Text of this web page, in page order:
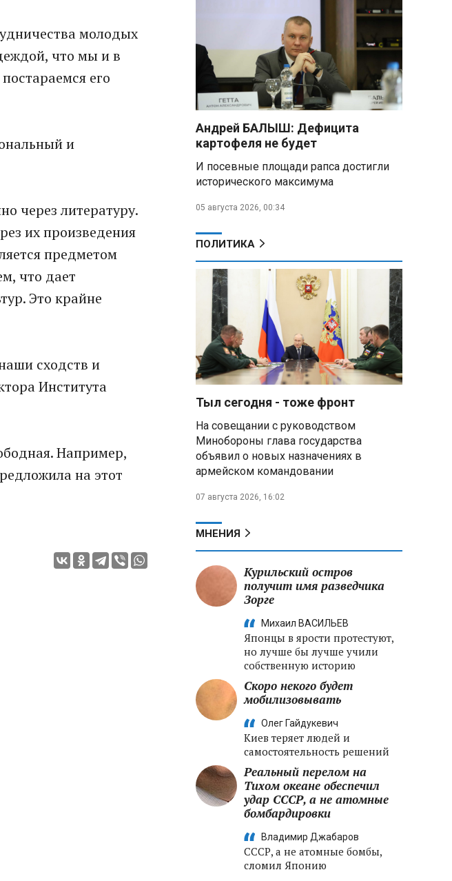
молодых
что мы и в
его
и
через литературу.
их произведения
предметом
что дает
Это крайне
сходств и
Института
Например,
на этот
новых атаках ВСУ пострадали
еще четыре человека
Александр Лукашенко о
работе Белкоопсоюза: «Если это
так, это жуть»
самых популярных зарубежных
городов у российских туристов
Минобороны РФ: при
освобождении Анискино ВСУ
военных сдалась в плен
Александр Лукашенко:
Россияне «услышали батьку» и
скупают пустующие дома в
белорусских деревнях
Алесандр Лукашенко назвал
работу сельской торговли
«неудовлетворительной» и
возмутился «просрочкой и
тухлятиной»
Владимир Путин обсудил с
меры по защите инфраструктуры
от терактов
Минобороны РФ: «Искандер»
ВСУ в Днепропетровской
e‑торговле, биржевому рынку и
ученым званиям
Андрей БАЛЫШ: Дефицита
картофеля не будет
И посевные площади рапса достигли
исторического максимума
05 августа 2026, 00:34
ПОЛИТИКА
Тыл сегодня - тоже фронт
На совещании с руководством
Минобороны глава государства
объявил о новых назначениях в
армейском командовании
07 августа 2026, 16:02
МНЕНИЯ
Курильский остров
получит имя разведчика
Зорге
Михаил ВАСИЛЬЕВ
Японцы в ярости протестуют,
но лучше бы лучше учили
собственную историю
Скоро некого будет
мобилизовывать
Олег Гайдукевич
Киев теряет людей и
самостоятельность решений
Реальный перелом на
Тихом океане обеспечил
удар СССР, а не атомные
бомбардировки
Владимир Джабаров
СССР, а не атомные бомбы,
сломил Японию